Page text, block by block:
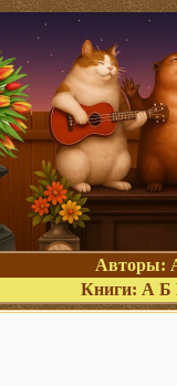
Авторы:
Книги: А Б